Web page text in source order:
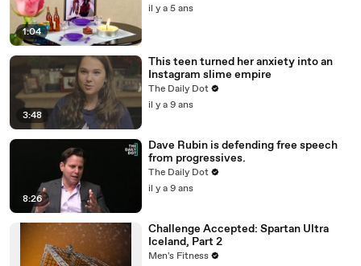
1:04
il y a 5 ans
3:48
This teen turned her anxiety into an
Instagram slime empire
The Daily Dot
il y a 9 ans
8:26
Dave Rubin is defending free speech
from progressives.
The Daily Dot
il y a 9 ans
Challenge Accepted: Spartan Ultra
Iceland, Part 2
Men's Fitness